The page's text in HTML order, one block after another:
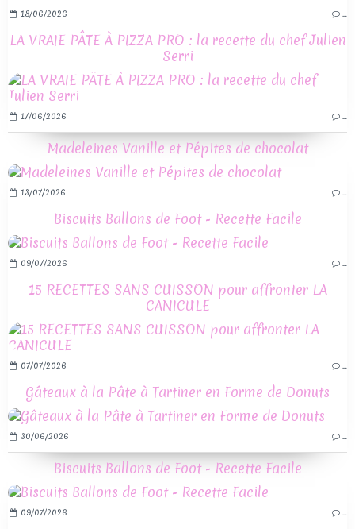
18/06/2026 …
LA VRAIE PÂTE À PIZZA PRO : la recette du chef Julien
Serri
17/06/2026 …
Madeleines Vanille et Pépites de chocolat
13/07/2026 …
Biscuits Ballons de Foot - Recette Facile
09/07/2026 …
15 RECETTES SANS CUISSON pour affronter LA
CANICULE
07/07/2026 …
Gâteaux à la Pâte à Tartiner en Forme de Donuts
30/06/2026 …
Biscuits Ballons de Foot - Recette Facile
09/07/2026 …